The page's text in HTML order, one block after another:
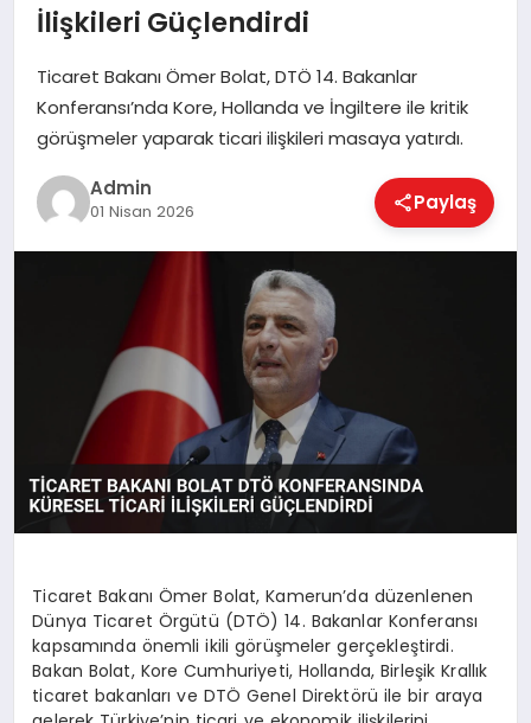
EĞITIM
EKONOMI
MAGAZIN
TEKNOLOJI
İlişkileri Güçlendirdi
Ticaret Bakanı Ömer Bolat, DTÖ 14. Bakanlar
Konferansı’nda Kore, Hollanda ve İngiltere ile kritik
görüşmeler yaparak ticari ilişkileri masaya yatırdı.
Admin
01 Nisan 2026 Paylaş
Ticaret Bakanı Ömer Bolat, Kamerun’da düzenlenen
Dünya Ticaret Örgütü (DTÖ) 14. Bakanlar Konferansı
kapsamında önemli ikili görüşmeler gerçekleştirdi.
Bakan Bolat, Kore Cumhuriyeti, Hollanda, Birleşik Krallık
ticaret bakanları ve DTÖ Genel Direktörü ile bir araya